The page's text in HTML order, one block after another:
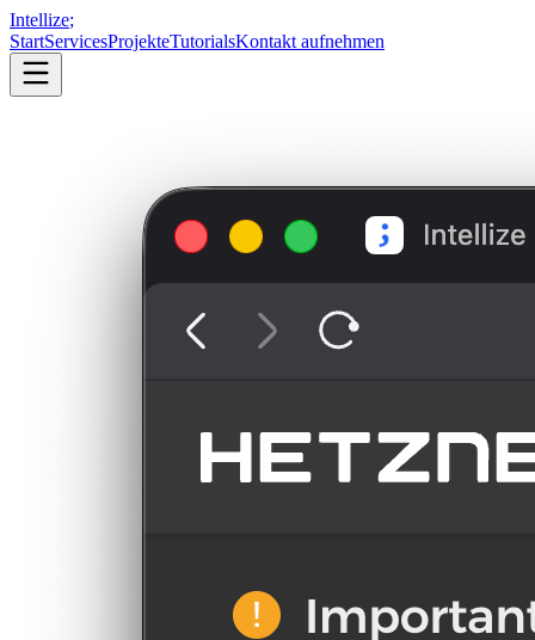
Intellize;
StartServicesProjekteTutorialsKontakt aufnehmen